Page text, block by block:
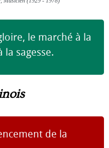
le marché à la
sagesse.
de la